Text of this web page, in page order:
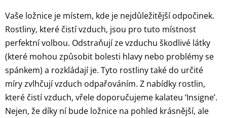
Vaše ložnice je místem, kde je nejdůležitější odpočinek.
Rostliny, které čistí vzduch, jsou pro tuto místnost
perfektní volbou. Odstraňují ze vzduchu škodlivé látky
(které mohou způsobit bolesti hlavy nebo problémy se
spánkem) a rozkládají je. Tyto rostliny také do určité
míry zvlhčují vzduch odpařováním. Z nabídky rostlin,
které čistí vzduch, vřele doporučujeme kalateu ‘Insigne’.
Nejen, že díky ní bude ložnice na pohled krásnější, ale